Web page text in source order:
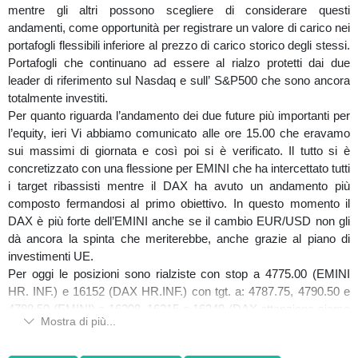
mentre gli altri possono scegliere di considerare questi
andamenti, come opportunità per registrare un valore di carico nei
portafogli flessibili inferiore al prezzo di carico storico degli stessi.
Portafogli che continuano ad essere al rialzo protetti dai due
leader di riferimento sul Nasdaq e sull’ S&P500 che sono ancora
totalmente investiti.
Per quanto riguarda l’andamento dei due future più importanti per
l’equity, ieri Vi abbiamo comunicato alle ore 15.00 che eravamo
sui massimi di giornata e così poi si è verificato. Il tutto si è
concretizzato con una flessione per EMINI che ha intercettato tutti
i target ribassisti mentre il DAX ha avuto un andamento più
composto fermandosi al primo obiettivo. In questo momento il
DAX è più forte dell’EMINI anche se il cambio EUR/USD non gli
dà ancora la spinta che meriterebbe, anche grazie al piano di
investimenti UE.
Per oggi le posizioni sono rialziste con stop a 4775.00 (EMINI
HR. INF.) e 16152 (DAX HR.INF.) con tgt. a: 4787.75, 4790.50 e
4798.50 (EMINI) e 16208, 16215 e 16240 (DAX attenzione siamo
entrati nell’area dei massimi di giornata). In caso di attivazione
Mostra di più...